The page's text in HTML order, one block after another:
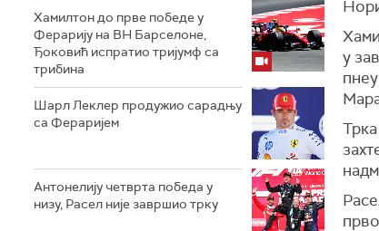
Хамилтон до прве победе у
Ферарију на ВН Барселоне,
Ђоковић испратио тријумф са
трибина
Шарл Леклер продужио сарадњу
са Фераријем
Антонелију четврта победа у
низу, Расел није завршио трку
у